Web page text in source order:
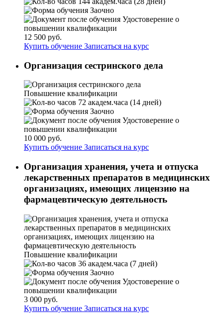
Заочно
Удостоверение о
повышении квалификации
12 500 руб.
Купить обучение Записаться на курс
Организация сестринского дела
Повышение квалификации
72 академ.часа (14 дней)
Заочно
Удостоверение о
повышении квалификации
10 000 руб.
Купить обучение Записаться на курс
Организация хранения, учета и отпуска
лекарственных препаратов в медицинских
организациях, имеющих лицензию на
фармацевтическую деятельность
Повышение квалификации
36 академ.часа (7 дней)
Заочно
Удостоверение о
повышении квалификации
3 000 руб.
Купить обучение Записаться на курс